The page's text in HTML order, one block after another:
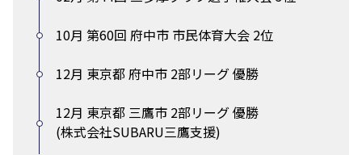
10月 第60回 府中市 市民体育大会 2位
12月 東京都 府中市 2部リーグ 優勝
12月 東京都 三鷹市 2部リーグ 優勝
(株式会社SUBARU三鷹支援)